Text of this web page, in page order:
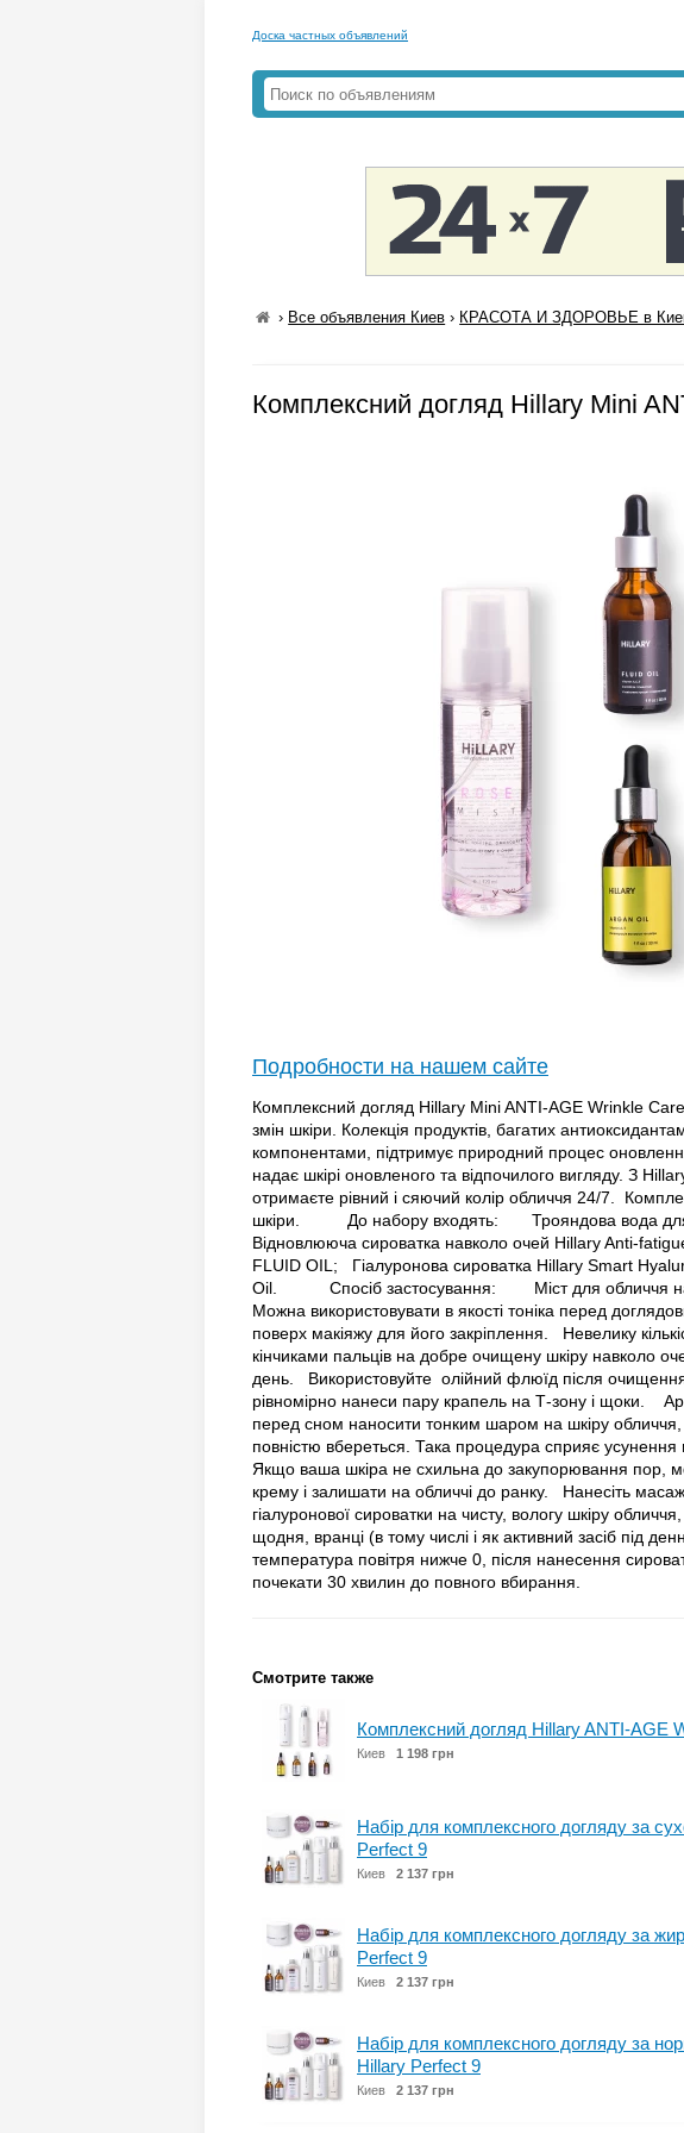
Доска частных объявлений
› Все объявления Киев › КРАСОТА И ЗДОРОВЬЕ в
Комплексний догляд Hillary Mini
Подробности на нашем сайте
Комплексний догляд Hillary Mini ANTI-AGE Wrinkle
змін шкіри. Колекція продуктів, багатих
компонентами, підтримує природний процес
надає шкірі оновленого та відпочилого вигляду. З
отримаєте рівний і сяючий колір обличчя 24/7.
шкіри. До набору входять: Трояндова вода для
Відновлююча сироватка навколо очей Hillary Anti-
FLUID OIL; Гіалуронова сироватка Hillary Smart
Oil. Спосіб застосування: Міст для обличчя
Можна використовувати в якості тоніка перед
поверх макіяжу для його закріплення. Невелику
кінчиками пальців на добре очищену шкіру навколо
день. Використовуйте олійний флюїд після очищення,
рівномірно нанеси пару крапель на Т-зону і щоки.
перед сном наносити тонким шаром на шкіру обличчя,
повністю вбереться. Така процедура сприяє усунення
Якщо ваша шкіра не схильна до закупорювання пор,
крему і залишати на обличчі до ранку. Нанесіть
гіалуронової сироватки на чисту, вологу шкіру
щодня, вранці (в тому числі і як активний засіб під
температура повітря нижче 0, після нанесення
почекати 30 хвилин до повного вбирання.
Смотрите также
Комплексний догляд Hillary ANTI-AGE
Киев 1 198 грн
Набір для комплексного догляду за
Perfect 9
Киев 2 137 грн
Набір для комплексного догляду за
Perfect 9
Киев 2 137 грн
Набір для комплексного догляду за
Hillary Perfect 9
Киев 2 137 грн